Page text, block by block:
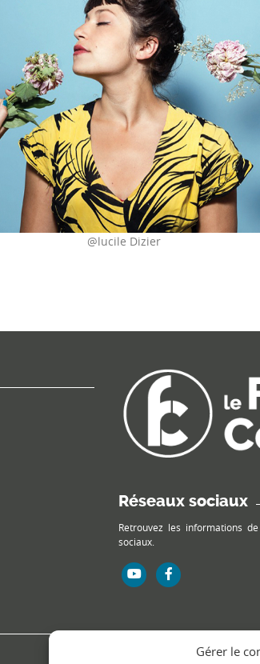
Gérer le
@lucile Dizier
Réseaux sociaux
Retrouvez les informations
sociaux.